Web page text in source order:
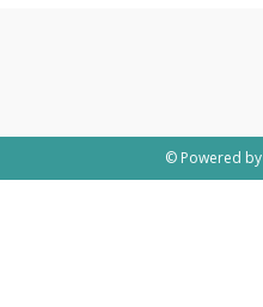
© Powered by